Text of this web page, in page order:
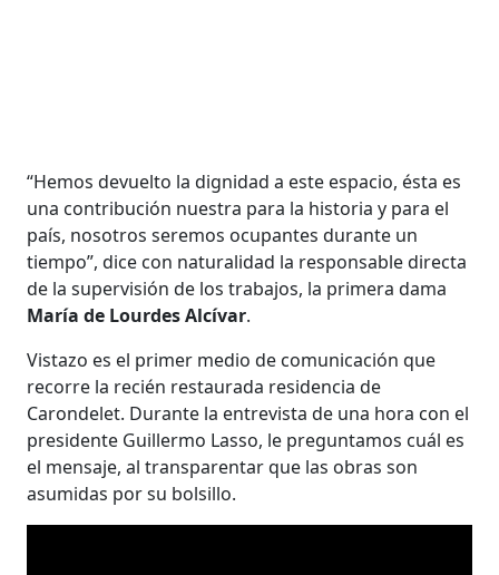
“Hemos devuelto la dignidad a este espacio, ésta es
una contribución nuestra para la historia y para el
país, nosotros seremos ocupantes durante un
tiempo”, dice con naturalidad la responsable directa
de la supervisión de los trabajos, la primera dama
María de Lourdes Alcívar.
Vistazo es el primer medio de comunicación que
recorre la recién restaurada residencia de
Carondelet. Durante la entrevista de una hora con el
presidente Guillermo Lasso, le preguntamos cuál es
el mensaje, al transparentar que las obras son
asumidas por su bolsillo.